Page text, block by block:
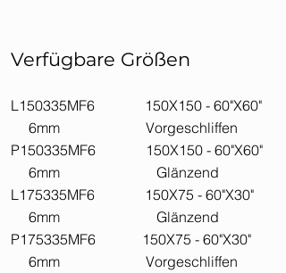
Verfügbare Größen
L150335MF6 150X150 - 60"X60"
6mm Vorgeschliffen
P150335MF6 150X150 - 60"X60"
6mm Glänzend
L175335MF6 150X75 - 60"X30"
6mm Glänzend
P175335MF6 150X75 - 60"X30"
6mm Vorgeschliffen